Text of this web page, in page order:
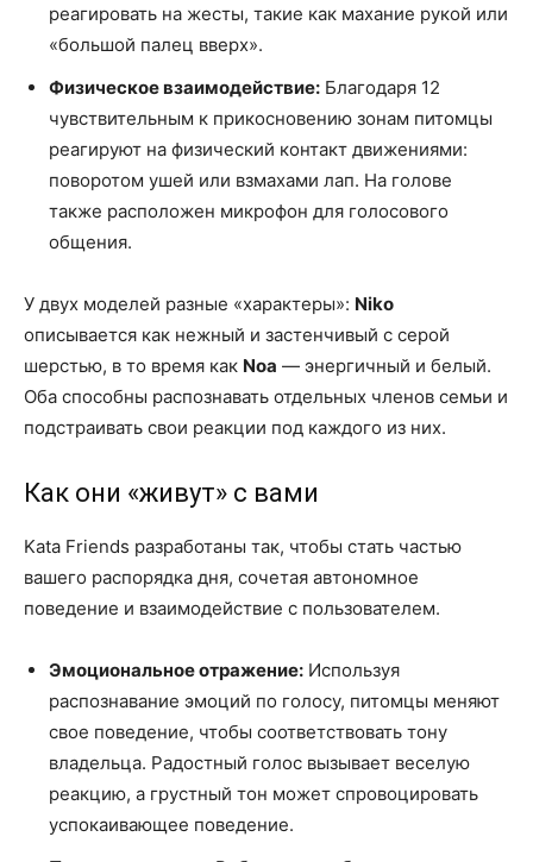
реагировать на жесты, такие как махание рукой или
«большой палец вверх».
Физическое взаимодействие: Благодаря 12
чувствительным к прикосновению зонам питомцы
реагируют на физический контакт движениями:
поворотом ушей или взмахами лап. На голове
также расположен микрофон для голосового
общения.
У двух моделей разные «характеры»: Niko
описывается как нежный и застенчивый с серой
шерстью, в то время как Noa — энергичный и белый.
Оба способны распознавать отдельных членов семьи и
подстраивать свои реакции под каждого из них.
Как они «живут» с вами
Kata Friends разработаны так, чтобы стать частью
вашего распорядка дня, сочетая автономное
поведение и взаимодействие с пользователем.
Эмоциональное отражение: Используя
распознавание эмоций по голосу, питомцы меняют
свое поведение, чтобы соответствовать тону
владельца. Радостный голос вызывает веселую
реакцию, а грустный тон может спровоцировать
успокаивающее поведение.